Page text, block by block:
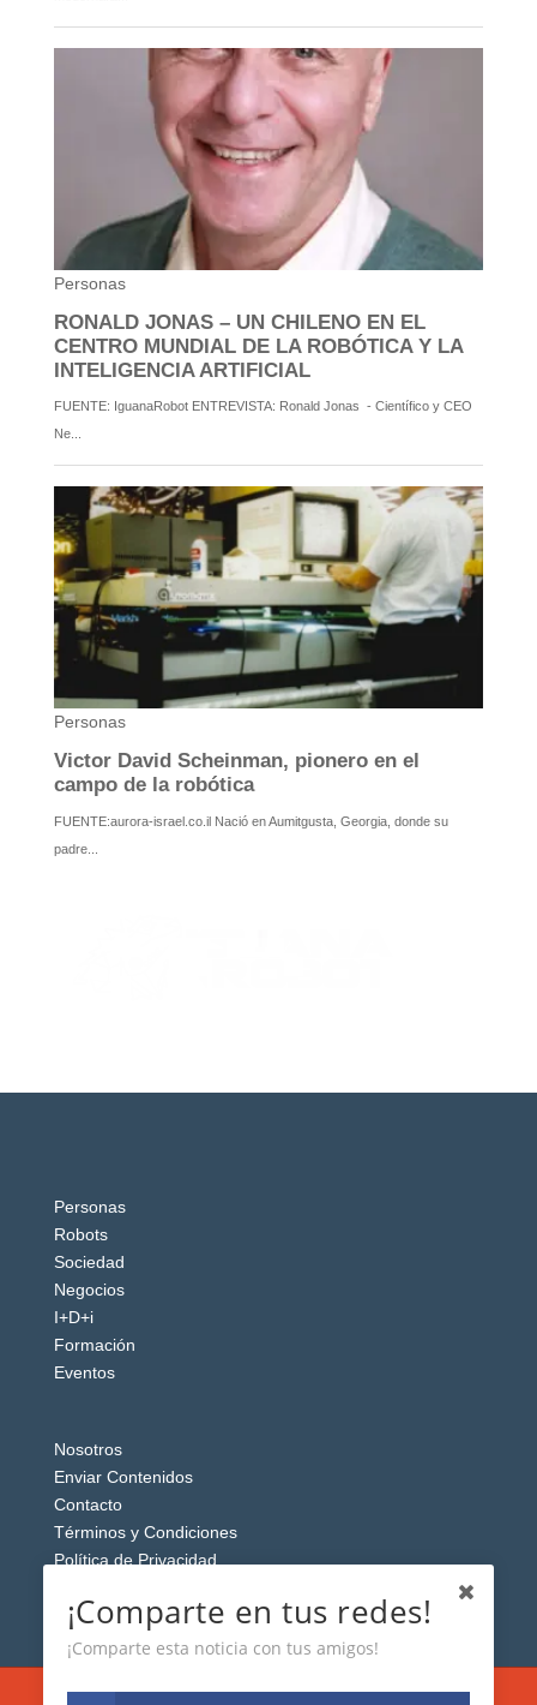
Personas
Robots
Sociedad
Negocios
I+D+i
Formación
Eventos
Nosotros
Enviar Contenidos
Contacto
Términos y Condiciones
Política de Privacidad
¡Comparte en tus redes!
¡Comparte esta noticia con tus amigos!